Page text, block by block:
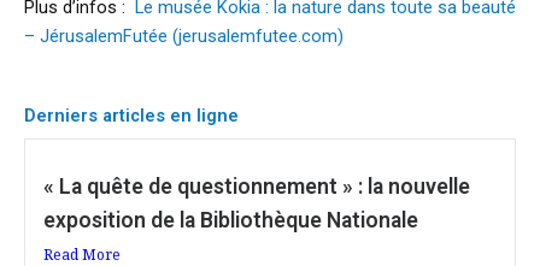
Plus d’infos : Le musée Kokia : la nature dans toute sa beauté
– JérusalemFutée (jerusalemfutee.com)
Derniers articles en ligne
« La quête de questionnement » : la nouvelle
exposition de la Bibliothèque Nationale
Read More